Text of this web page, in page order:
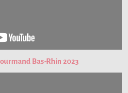
Bas-Rhin 2023